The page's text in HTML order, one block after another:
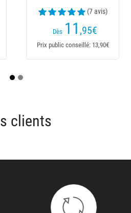
12,49€
Prix public conseillé: 14,90€
Prix